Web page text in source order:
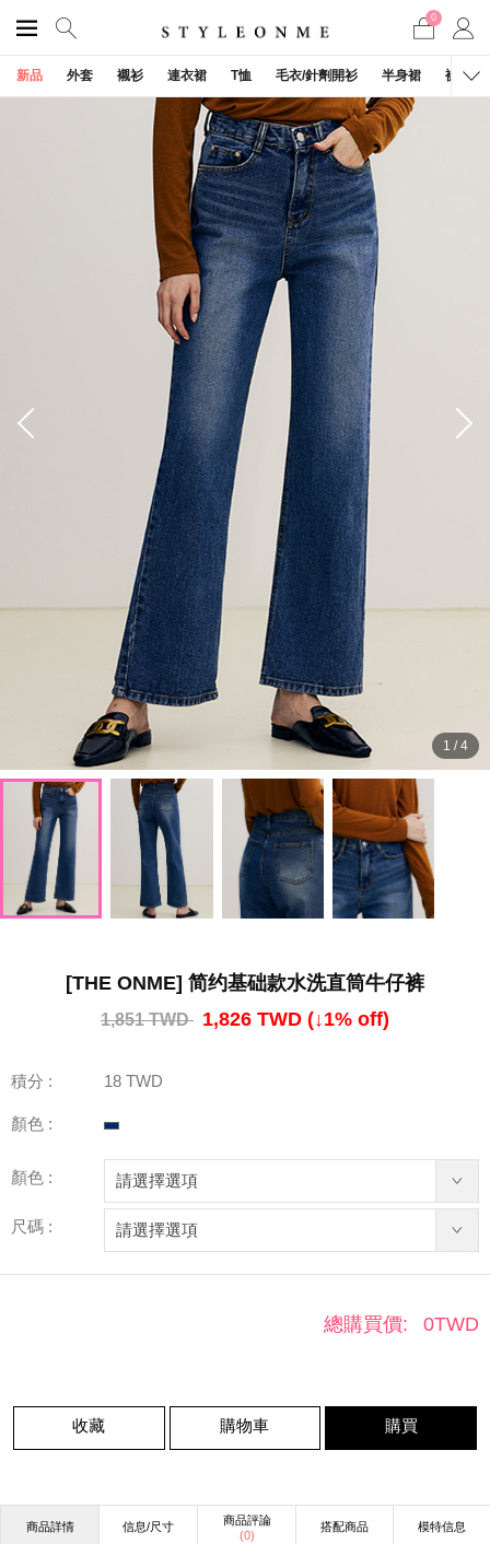
0
新品 外套 襯衫 連衣裙 T恤 毛衣/針劑開衫 半身裙 褲子
1 /4
[THE ONME] 简约基础款水洗直筒牛仔裤
1,851 TWD 1,826 TWD (↓1% off)
積分 : 18 TWD
顏色 :
顏色 :
尺碼 :
總購買價: 0TWD
收藏 購物車 購買
商品詳情 信息/尺寸
商品評論
(0)
搭配商品 模特信息